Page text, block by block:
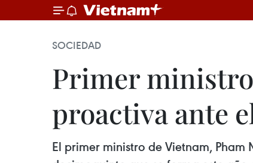
SOCIEDAD
Primer
proactiva ante
El primer ministro de Vietnam,